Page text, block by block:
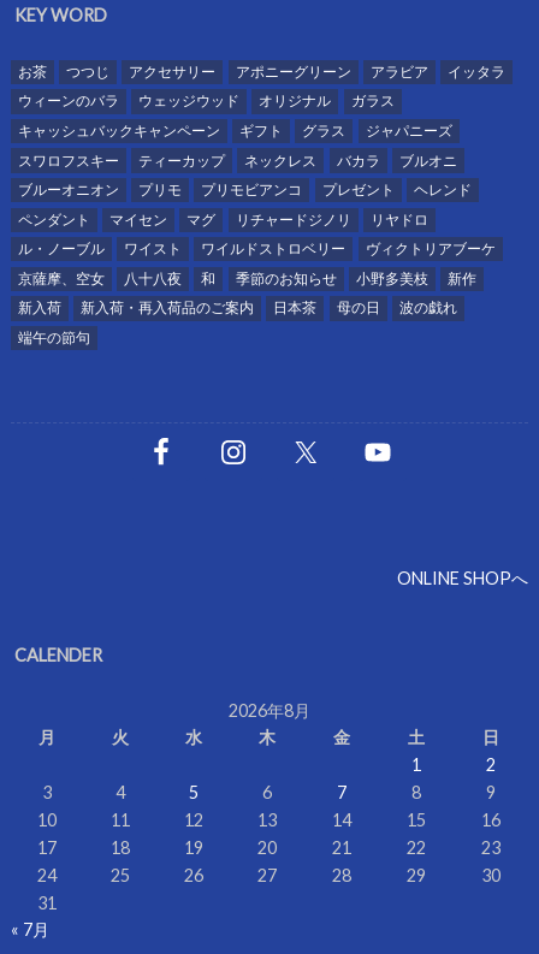
KEY WORD
お茶 つつじ アクセサリー アポニーグリーン アラビア
イッタラ
ウィーンのバラ
ウェッジウッド オリジナル
ガラス
キャッシュバックキャンペーン
ギフト グラス
ジャパニーズ
スワロフスキー
ティーカップ ネックレス バカラ
ブルオニ
ブルーオニオン
プリモ プリモビアンコ プレゼント
ヘレンド
ペンダント
マイセン マグ リチャードジノリ
リヤドロ
ル・ノーブル
ワイスト ワイルドストロベリー
ヴィクトリアブーケ
京薩摩、空女
八十八夜 和 季節のお知らせ 小野多美枝
新作
新入荷
新入荷・再入荷品のご案内 日本茶 母の日
波の戯れ
端午の節句
ONLINE SHOPへ
CALENDER
2026年8月
月
火 水 木 金 土
日
1
2
3
4 5 6 7 8
9
10
11 12 13 14 15
16
17
18 19 20 21 22
23
24
25 26 27 28 29
30
31
« 7月